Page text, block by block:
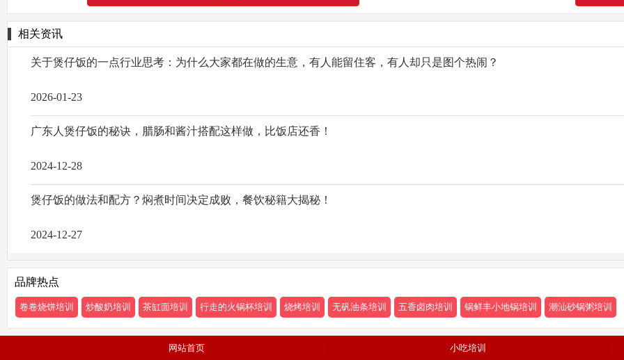
相关资讯
关于煲仔饭的一点行业思考：为什么大家都在做的生意，有人能留住客，有人却只是图个热闹？
2026-01-23
广东人煲仔饭的秘诀，腊肠和酱汁搭配这样做，比饭店还香！
2024-12-28
煲仔饭的做法和配方？焖煮时间决定成败，餐饮秘籍大揭秘！
2024-12-27
品牌热点
卷卷烧饼培训 炒酸奶培训 茶缸面培训 行走的火锅杯培训 烧烤培训 无矾油条培训 五香卤肉培训 锅鲜丰小地锅培训 潮汕砂锅粥培训
网站首页 小吃培训